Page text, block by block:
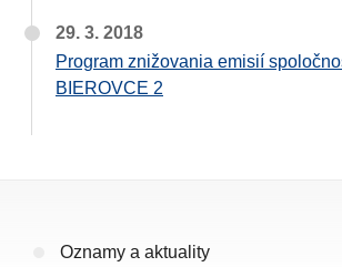
29. 3. 2018
Program znižovania emisií
BIEROVCE 2
Oznamy a aktuality